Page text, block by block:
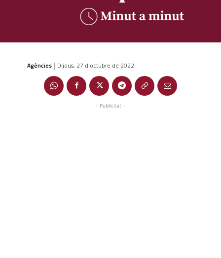
Agències | Dijous, 27 d'octubre de 2022
- Publicitat -